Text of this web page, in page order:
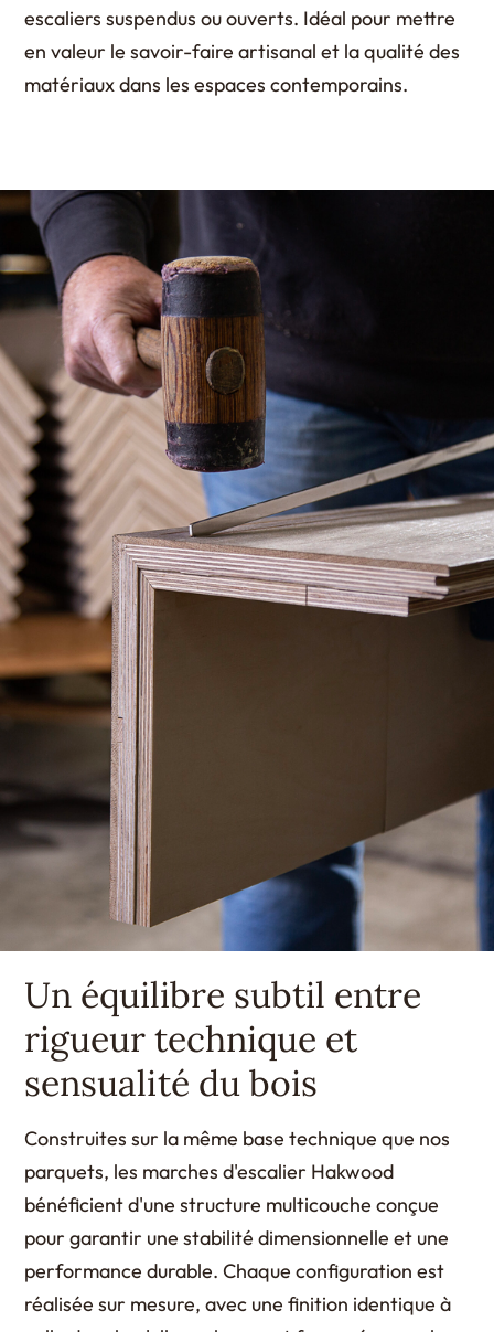
escaliers suspendus ou ouverts. Idéal pour mettre
en valeur le savoir-faire artisanal et la qualité des
matériaux dans les espaces contemporains.
Un équilibre subtil entre
rigueur technique et
sensualité du bois
Construites sur la même base technique que nos
parquets, les marches d'escalier Hakwood
bénéficient d'une structure multicouche conçue
pour garantir une stabilité dimensionnelle et une
performance durable. Chaque configuration est
réalisée sur mesure, avec une finition identique à